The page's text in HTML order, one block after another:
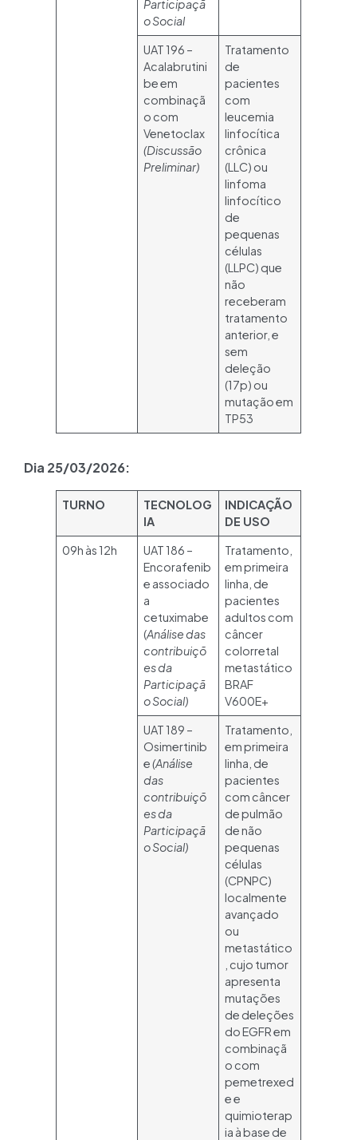
Participaçã
o Social
UAT 196 –
Acalabrutini
be em
combinaçã
o com
Venetoclax
(Discussão
Preliminar)
Tratamento
de
pacientes
com
leucemia
linfocítica
crônica
(LLC) ou
linfoma
linfocítico
de
pequenas
células
(LLPC) que
não
receberam
tratamento
anterior, e
sem
deleção
(17p) ou
mutação em
TP53​
Dia 25/03/2026:
TURNO
TECNOLOG
IA
INDICAÇÃO
DE USO
09h às 12h
UAT 186 –
Encorafenib
e associado
a
cetuximabe
(Análise das
contribuiçõ
es da
Participaçã
o Social)
Tratamento,
em primeira
linha, de
pacientes
adultos com
câncer
colorretal
metastático
BRAF
V600E+
UAT 189 –
Osimertinib
e(Análise
das
contribuiçõ
es da
Participaçã
o Social)
Tratamento,
em primeira
linha, de
pacientes
com câncer
de pulmão
de não
pequenas
células
(CPNPC)
localmente
avançado
ou
metastático
, cujo tumor
apresenta
mutações
de deleções
do EGFR em
combinaçã
o com
pemetrexed
e e
quimioterap
ia à base de